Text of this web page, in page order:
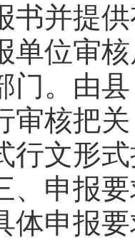
书并提
单位审
门。由
审核把
行文形
、申报
报要